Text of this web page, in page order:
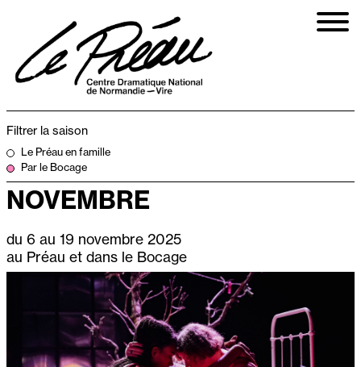
contenu
principal
Filtrer la saison
Le Préau en famille
Par le Bocage
NOVEMBRE
du 6 au 19 novembre 2025
au Préau et dans le Bocage